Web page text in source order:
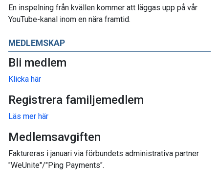
MEDLEMSKAP
Bli medlem
Klicka här
Registrera familjemedlem
Läs mer här
Medlemsavgiften
Faktureras i januari via förbundets administrativa partner
"WeUnite"/"Ping Payments".
En inspelning från kvällen kommer att läggas upp på vår
YouTube-kanal inom en nära framtid.